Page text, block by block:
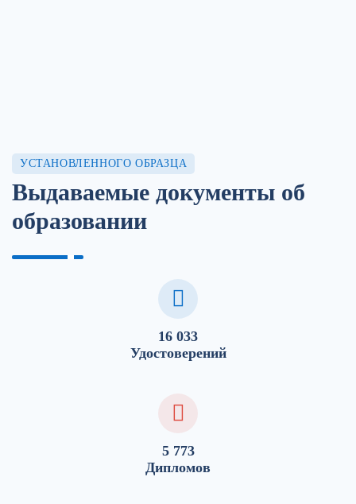
УСТАНОВЛЕННОГО ОБРАЗЦА
Выдаваемые документы об
образовании
16 033
Удостоверений
5 773
Дипломов